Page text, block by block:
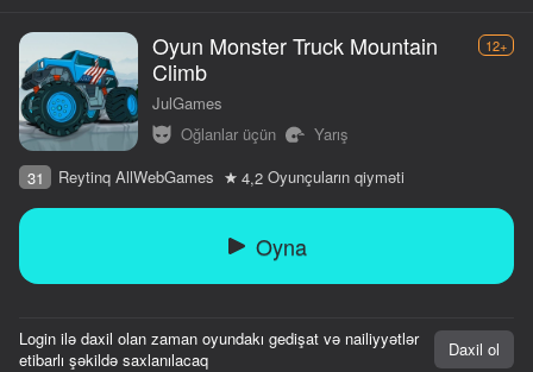
Oyun Monster Truck Mountain
Climb
12+
JulGames
Oğlanlar üçün
Yarış
31
Reytinq AllWebGames 4,2 Oyunçuların qiyməti
Oyna
Login ilə daxil olan zaman oyundakı gedişat və nailiyyətlər
etibarlı şəkildə saxlanılacaq
Daxil ol